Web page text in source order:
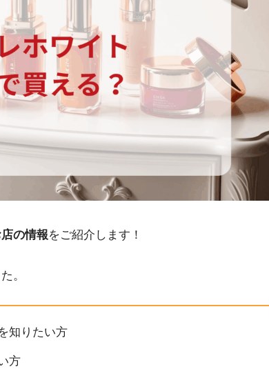
の情報をご紹介します！
。
知りたい方
方